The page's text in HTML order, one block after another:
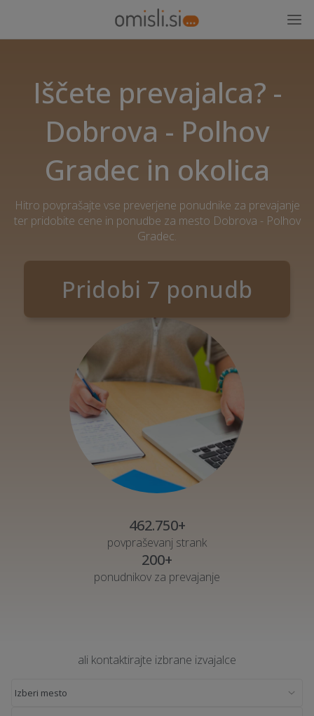
Iščete prevajalca? -
Dobrova - Polhov
Gradec in okolica
Hitro povprašajte vse preverjene ponudnike za prevajanje
ter pridobite cene in ponudbe za mesto Dobrova - Polhov
Gradec.
Pridobi 7 ponudb
462.750+
povpraševanj strank
200+
ponudnikov za prevajanje
ali kontaktirajte izbrane izvajalce